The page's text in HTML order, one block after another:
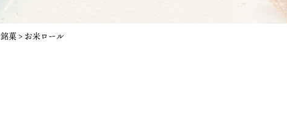
銘菓 > お米ロール